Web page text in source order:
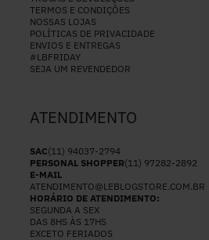
TERMOS E CONDIÇÕES
NOSSAS LOJAS
POLÍTICAS DE PRIVACIDADE
ENVIOS E ENTREGAS
#LBFRIDAY
SEJA UM REVENDEDOR
ATENDIMENTO
SAC(11) 94037-2794
PERSONAL SHOPPER(11) 97282-2892
E-MAIL
ATENDIMENTO@LEBLOGSTORE.COM.BR
HORÁRIO DE ATENDIMENTO:
SEGUNDA A SEX
DAS 8HS ÀS 17HS
EXCETO FERIADOS